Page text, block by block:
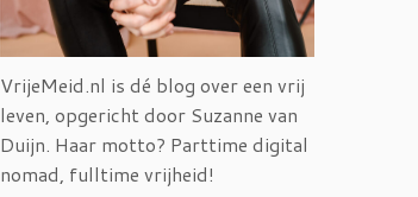
VrijeMeid.nl is dé blog over een vrij
leven, opgericht door Suzanne van
Duijn. Haar motto? Parttime digital
nomad, fulltime vrijheid!